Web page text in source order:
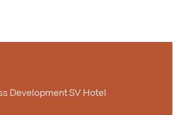
Development SV Hotel